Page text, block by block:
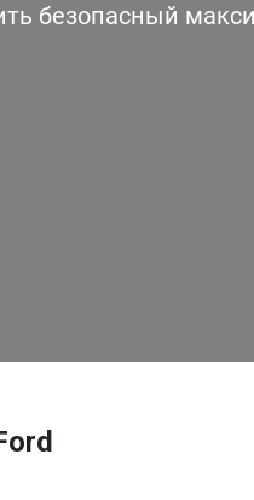
безопасный